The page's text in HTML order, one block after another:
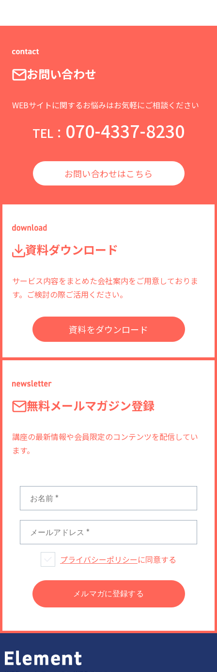
お問い合わせ
WEBサイトに関するお悩みはお気軽にご相談ください
TEL： 070-4337-8230
お問い合わせはこちら
資料ダウンロード
サービス内容をまとめた会社案内をご用意しておりま
す。ご検討の際ご活用ください。
資料をダウンロード
無料メールマガジン登録
講座の最新情報や会員限定のコンテンツを配信してい
ます。
プライバシーポリシーに同意する